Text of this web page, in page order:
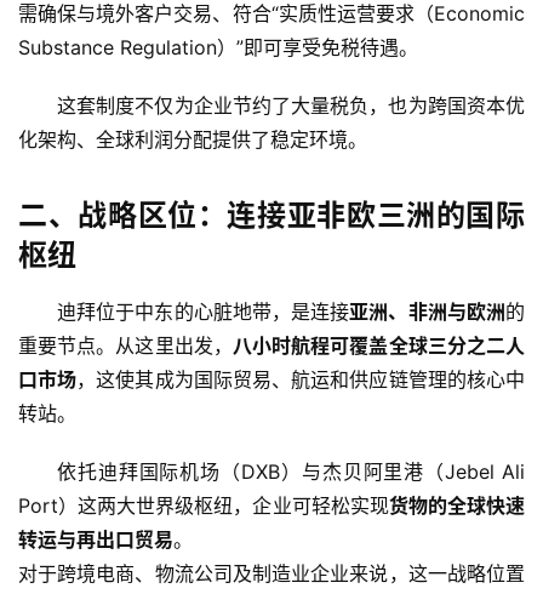
需确保与境外客户交易、符合“实质性运营要求（Economic
Substance Regulation）”即可享受免税待遇。
这套制度不仅为企业节约了大量税负，也为跨国资本优
化架构、全球利润分配提供了稳定环境。
二、战略区位：连接亚非欧三洲的国际
枢纽
迪拜位于中东的心脏地带，是连接亚洲、非洲与欧洲的
重要节点。从这里出发， 八小时航程可覆盖全球三分之二人
口市场，这使其成为国际贸易、航运和供应链管理的核心中
转站。
依托迪拜国际机场（DXB）与杰贝阿里港（Jebel Ali
Port）这两大世界级枢纽，企业可轻松实现货物的全球快速
转运与再出口贸易。
对于跨境电商、物流公司及制造业企业来说，这一战略位置